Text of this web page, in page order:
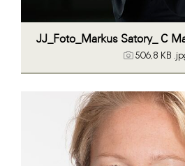
GBV - Verband
Bauvereinigungen
Getzner
ikp Salzburg
ikp Wien
Janssen
LAT Nitrogen
JJ_Foto_Markus Satory_ C
506,8 KB